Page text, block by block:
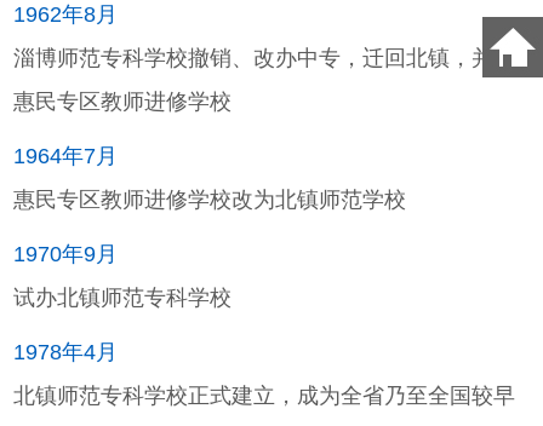
1962年8月
淄博师范专科学校撤销、改办中专，迁回北镇，并入
惠民专区教师进修学校
1964年7月
惠民专区教师进修学校改为北镇师范学校
1970年9月
试办北镇师范专科学校
1978年4月
北镇师范专科学校正式建立，成为全省乃至全国较早